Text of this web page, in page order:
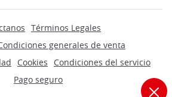
Términos Legales
generales de venta
Cookies
Condiciones del servicio
Pago seguro